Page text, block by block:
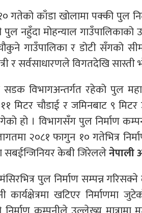
गतेको काँडा खोलामा पक्की पुल
नहुँदा मोहन्याल गाउँपालिकाको
गाउँपालिका र डोटी सँगको
र सर्वसाधारणले विगतदेखि
सडक विभागअन्तर्गत रहेको पुल
मिटर चौडाई र जमिनबाट ९
हो । विभागसँग पुल निर्माण
२०८१ फागुन १० गतेभित्र
सबईन्जिनियर केबी जिरेललेनेपाली
पुल निर्माण सम्पन्न
खटिएर निर्माणमा